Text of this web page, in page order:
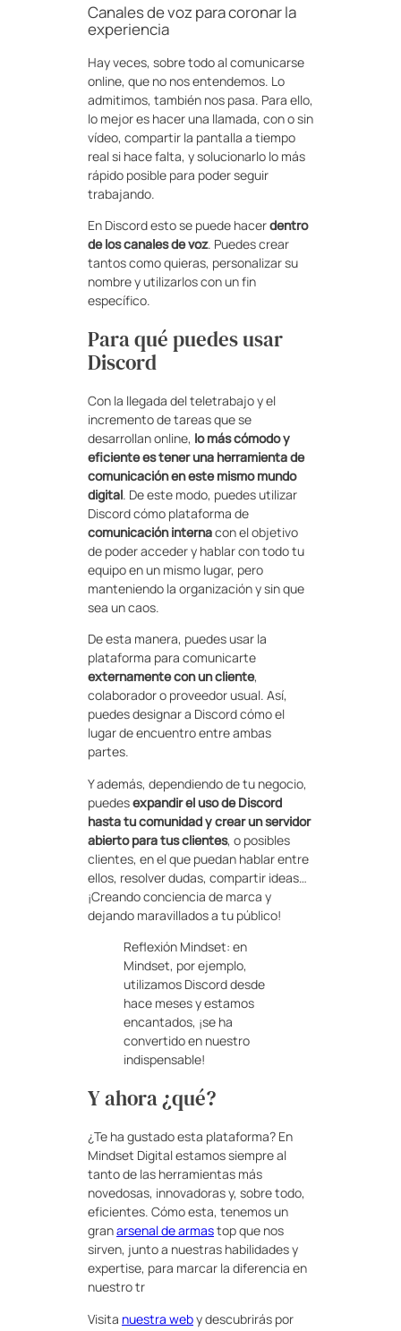
Canales de voz para coronar la
experiencia
Hay veces, sobre todo al comunicarse
online, que no nos entendemos. Lo
admitimos, también nos pasa. Para ello,
lo mejor es hacer una llamada, con o sin
vídeo, compartir la pantalla a tiempo
real si hace falta, y solucionarlo lo más
rápido posible para poder seguir
trabajando.
En Discord esto se puede hacerdentro
de los canales de voz. Puedes crear
tantos como quieras, personalizar su
nombre y utilizarlos con un fin
específico.
Para qué puedes usar
Discord
Con la llegada del teletrabajo y el
incremento de tareas que se
desarrollan online, lo más cómodo y
eficiente es tener una herramienta de
comunicación en este mismo mundo
digital. De este modo, puedes utilizar
Discord cómo plataforma de
comunicación internacon el objetivo
de poder acceder y hablar con todo tu
equipo en un mismo lugar, pero
manteniendo la organización y sin que
sea un caos.
De esta manera, puedes usar la
plataforma para comunicarte
externamente con un cliente,
colaborador o proveedor usual. Así,
puedes designar a Discord cómo el
lugar de encuentro entre ambas
partes.
Y además, dependiendo de tu negocio,
puedesexpandir el uso de Discord
hasta tu comunidad y crear un servidor
abierto para tus clientes, o posibles
clientes, en el que puedan hablar entre
ellos, resolver dudas, compartir ideas…
¡Creando conciencia de marca y
dejando maravillados a tu público!
Reflexión Mindset: en
Mindset, por ejemplo,
utilizamos Discord desde
hace meses y estamos
encantados, ¡se ha
convertido en nuestro
indispensable!
Y ahora ¿qué?
¿Te ha gustado esta plataforma? En
Mindset Digital estamos siempre al
tanto de las herramientas más
novedosas, innovadoras y, sobre todo,
eficientes. Cómo esta, tenemos un
granarsenal de armastop que nos
sirven, junto a nuestras habilidades y
expertise, para marcar la diferencia en
nuestro tr
Visita nuestra weby descubrirás por